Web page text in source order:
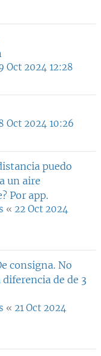
Oct 2024 12:28
Oct 2024 10:26
puedo
un aire
Por app.
« 22 Oct 2024
consigna. No
de de 3
« 21 Oct 2024